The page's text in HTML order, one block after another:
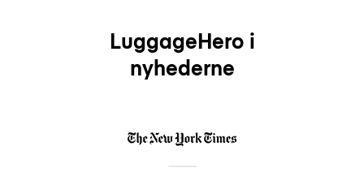
LuggageHero i
nyhederne